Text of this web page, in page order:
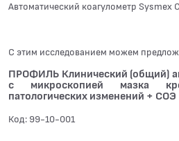
Автоматический коагулометр
С этим исследованием можем
ПРОФИЛЬ Клинический (общий)
с микроскопией мазка
патологических изменений + СОЭ
Код: 99-10-001